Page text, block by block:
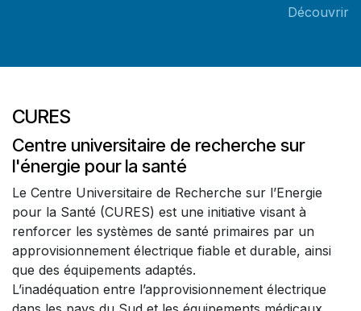
Découvrir
CURES
Centre universitaire de recherche sur
l'énergie pour la santé
Le Centre Universitaire de Recherche sur l’Energie
pour la Santé (CURES) est une initiative visant à
renforcer les systèmes de santé primaires par un
approvisionnement électrique fiable et durable, ainsi
que des équipements adaptés.
L’inadéquation entre l’approvisionnement électrique